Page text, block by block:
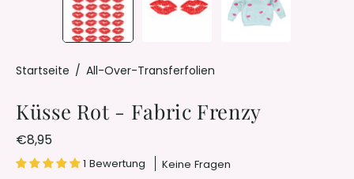
Startseite / All-Over-Transferfolien
Küsse Rot - Fabric Frenzy
€8,95
1 Bewertung Keine Fragen